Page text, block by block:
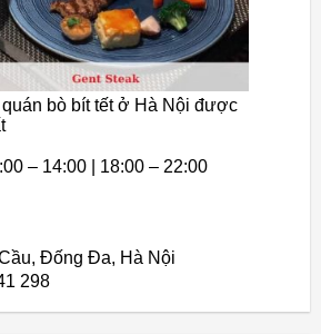
bò bít tết ở Hà Nội được
– 14:00 | 18:00 – 22:00
Đống Đa, Hà Nội
298